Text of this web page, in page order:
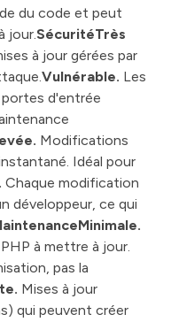
du code et peut
jour.SécuritéTrès
à jour gérées par
Vulnérable. Les
d'entrée
Modifications
Idéal pour
Chaque modification
développeur, ce qui
à mettre à jour.
pas la
Mises à jour
qui peuvent créer